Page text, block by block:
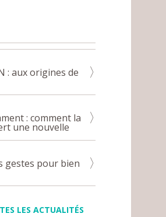
: aux origines de
: comment la
une nouvelle
gestes pour bien
LES ACTUALITÉS